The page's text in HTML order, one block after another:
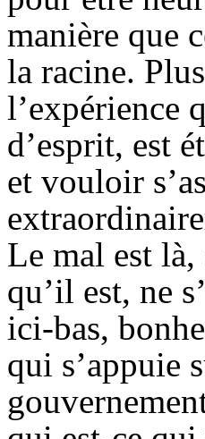
manière que
la racine.
l’expérience
d’esprit, est
et vouloir
Le mal est
qu’il est, ne
ici-bas,
qui s’appuie